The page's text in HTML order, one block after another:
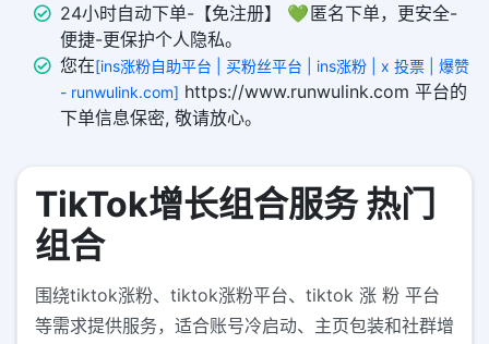
24小时自动下单-【免注册】 💚 匿名下单，更安全-
便捷-更保护个人隐私。
您在[ins涨粉自助平台 | 买粉丝平台 | ins涨粉 | x 投票 | 爆赞
- runwulink.com] https://www.runwulink.com 平台的
下单信息保密, 敬请放心。
TikTok增长组合服务 热门
组合
围绕tiktok涨粉、tiktok涨粉平台、tiktok 涨 粉 平台
等需求提供服务，适合账号冷启动、主页包装和社群增